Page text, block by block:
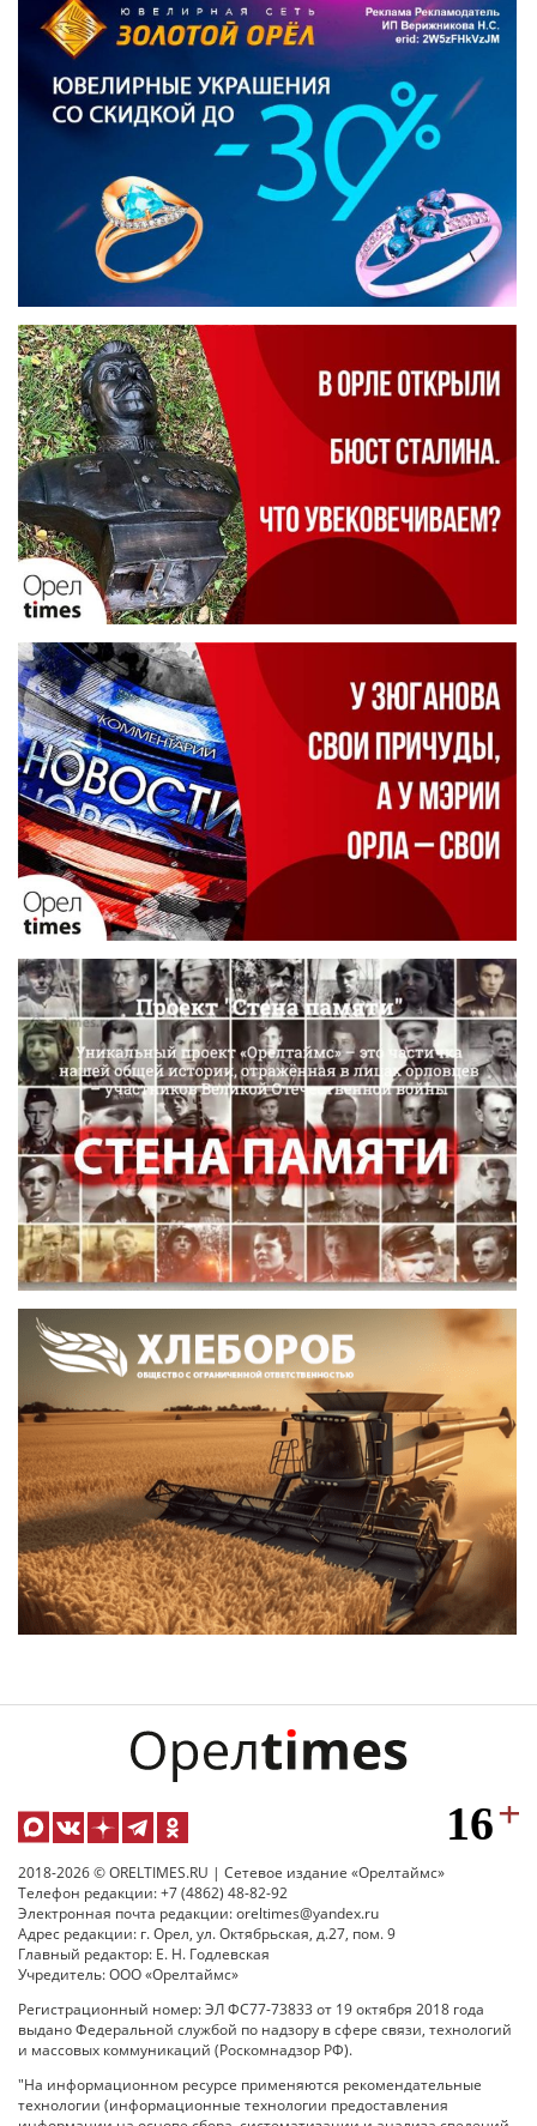
2018-2026 © ORELTIMES.RU | Сетевое издание «Орелтаймс»
Телефон редакции: +7 (4862) 48-82-92
Электронная почта редакции: oreltimes@yandex.ru
Адрес редакции: г. Орел, ул. Октябрьская, д.27, пом. 9
Главный редактор: Е. Н. Годлевская
Учредитель: ООО «Орелтаймс»
Регистрационный номер: ЭЛ ФС77-73833 от 19 октября 2018 года
выдано Федеральной службой по надзору в сфере связи, технологий
и массовых коммуникаций (Роскомнадзор РФ).
"На информационном ресурсе применяются рекомендательные
технологии (информационные технологии предоставления